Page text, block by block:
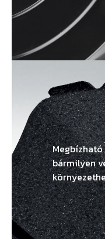
bármilyen